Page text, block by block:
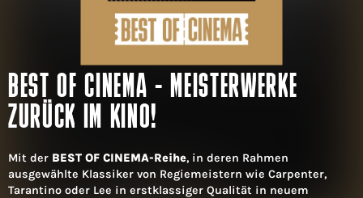
BEST OF CINEMA - MEISTERWERKE
ZURÜCK IM KINO!
Mit der BEST OF CINEMA-Reihe, in deren Rahmen
ausgewählte Klassiker von Regiemeistern wie Carpenter,
Tarantino oder Lee in erstklassiger Qualität in neuem